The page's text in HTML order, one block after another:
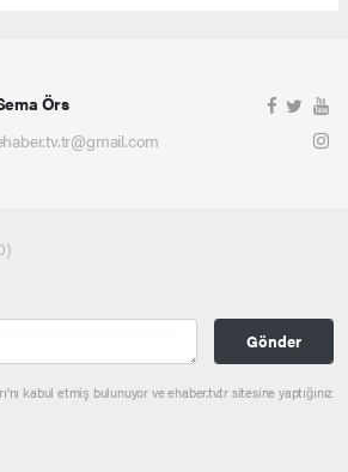
Örs
Gönder
kabul etmiş bulunuyor ve ehaber.tv.tr sitesine yaptığınız